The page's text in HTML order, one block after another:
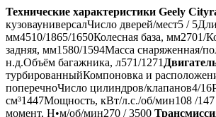
Технические характеристики Geely
кузовауниверсалЧисло дверей/мест5 /
мм4510/1865/1650Колесная база, мм2701/
задняя, мм1580/1594Масса снаряженная/
н.д.Объём багажника, л571/1271
турбированныйКомпоновка и
поперечноЧисло цилиндров/клапанов4/
см³1447Мощность, кВт/л.с./об/мин108 /
момент, Н•м/об/мин270 / 3500